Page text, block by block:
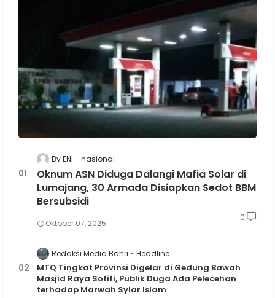
By ENI nasional
Oknum ASN Diduga Dalangi Mafia Solar di
Lumajang, 30 Armada Disiapkan Sedot BBM
Bersubsidi
Oktober 07, 2025
0
Redaksi Media Bahri Headline
MTQ Tingkat Provinsi Digelar di Gedung Bawah
Masjid Raya Sofifi, Publik Duga Ada Pelecehan
terhadap Marwah Syiar Islam